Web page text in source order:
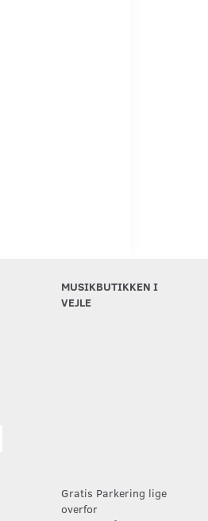
MUSIKBUTIKKEN I
VEJLE
Gratis Parkering lige
overfor